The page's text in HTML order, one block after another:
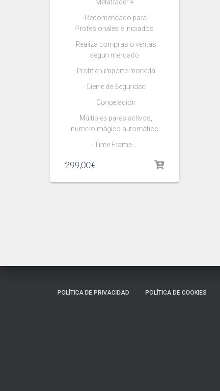
Metatrader 4
· Recomendado para
Profesionales e Iniciados
· Realiza compras o ventas
segun mercado
· Profit en importe moneda
· Cierre de Seguridad
· Congelación
· Múltiples pares activos,
numero mágico automático
· Time Frame …
299,00€
POLÍTICA DE PRIVACIDAD POLÍTICA DE COOKIES